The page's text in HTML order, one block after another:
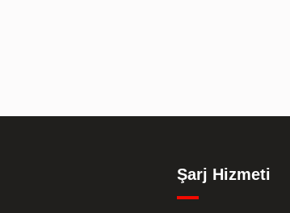
Şarj Hizmeti